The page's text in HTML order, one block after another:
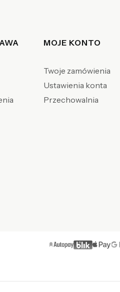
MOJE KONTO
Twoje zamówienia
Ustawienia konta
Przechowalnia